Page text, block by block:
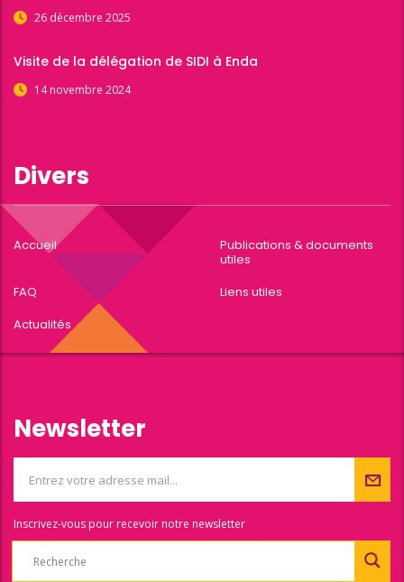
26 décembre 2025
Visite de la délégation de SIDI à Enda
14 novembre 2024
Divers
Accueil
Publications & documents
utiles
FAQ
Liens utiles
Actualités
Newsletter
Inscrivez-vous pour recevoir notre newsletter